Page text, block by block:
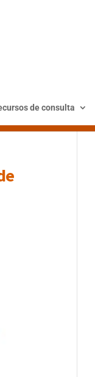
de consulta